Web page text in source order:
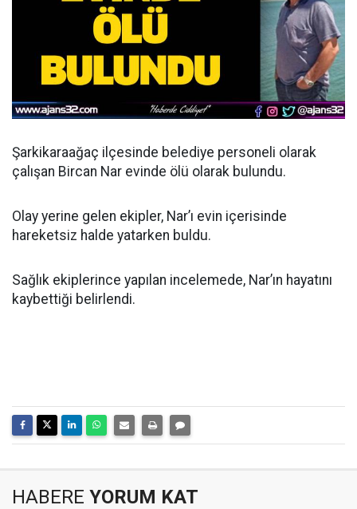
Şarkikaraağaç ilçesinde belediye personeli olarak
çalışan Bircan Nar evinde ölü olarak bulundu.
Olay yerine gelen ekipler, Nar’ı evin içerisinde
hareketsiz halde yatarken buldu.
Sağlık ekiplerince yapılan incelemede, Nar’ın hayatını
kaybettiği belirlendi.
HABERE YORUM KAT